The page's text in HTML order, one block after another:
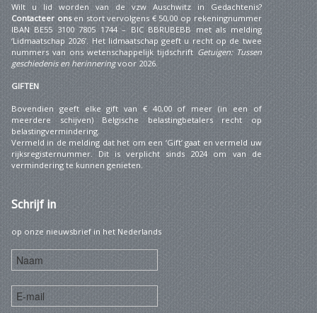
Wilt u lid worden van de vzw Auschwitz in Gedachtenis?
Contacteer onsen stort vervolgens € 50,00 op rekeningnummer
IBAN BE55 3100 7805 1744 – BIC BBRUBEBB met als melding
‘Lidmaatschap 2026’. Het lidmaatschap geeft u recht op de twee
nummers van ons wetenschappelijk tijdschrift Getuigen: Tussen
geschiedenis en herinneringvoor 2026.
GIFTEN
Bovendien geeft elke gift van € 40,00 of meer (in een of
meerdere schijven) Belgische belastingbetalers recht op
belastingvermindering.
Vermeld in de melding dat het om een ‘Gift’ gaat en vermeld uw
rijksregisternummer. Dit is verplicht sinds 2024 om van de
vermindering te kunnen genieten.
Schrijfin
op onze nieuwsbrief in het Nederlands